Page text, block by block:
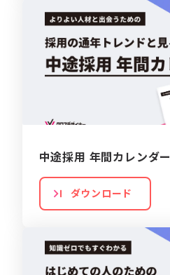
中途採用 年間カレンダー
ダウンロード